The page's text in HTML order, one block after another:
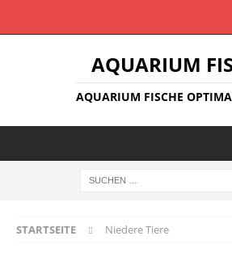
AQUARIUM
AQUARIUM FISCHE
STARTSEITE Niedere Tiere